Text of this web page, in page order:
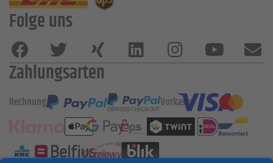
Folge uns
Zahlungsarten
Rechnung Vorkasse